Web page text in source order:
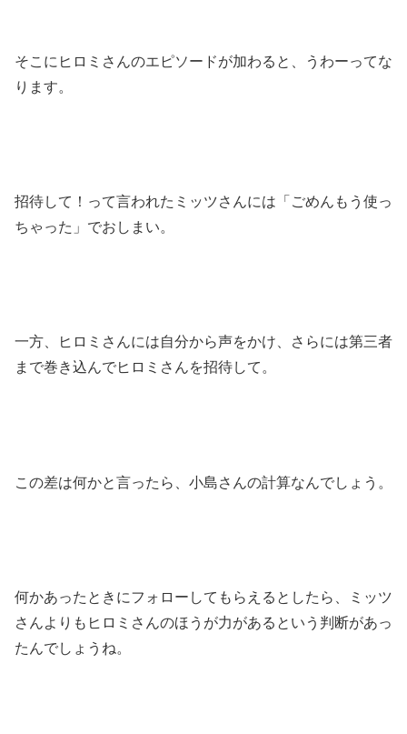
そこにヒロミさんのエピソードが加わると、うわーってな
ります。
招待して！って言われたミッツさんには「ごめんもう使っ
ちゃった」でおしまい。
一方、ヒロミさんには自分から声をかけ、さらには第三者
まで巻き込んでヒロミさんを招待して。
この差は何かと言ったら、小島さんの計算なんでしょう。
何かあったときにフォローしてもらえるとしたら、ミッツ
さんよりもヒロミさんのほうが力があるという判断があっ
たんでしょうね。